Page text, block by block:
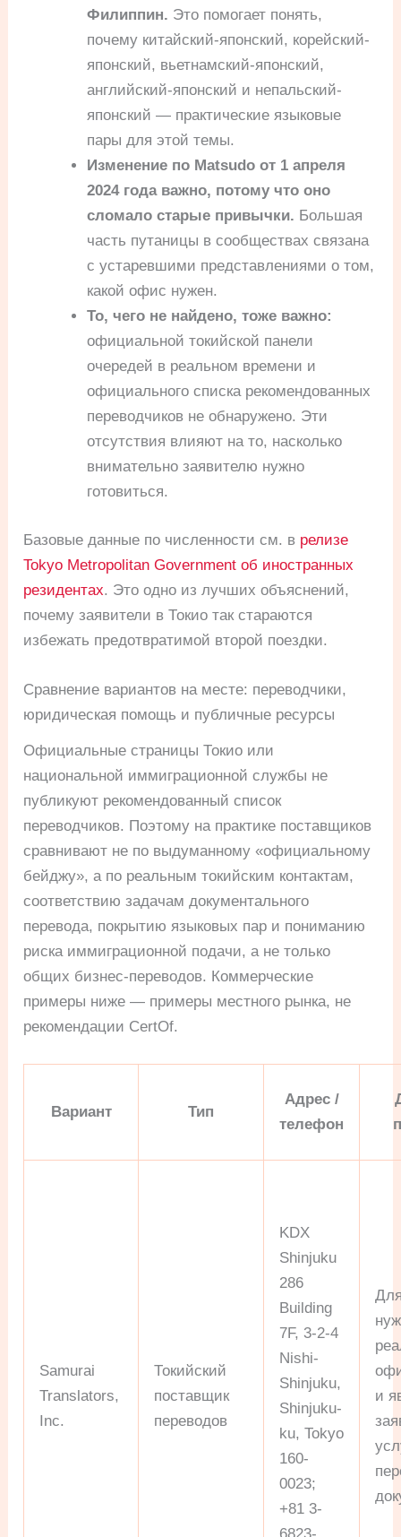
Филиппин. Это помогает понять,
почему китайский-японский, корейский-
японский, вьетнамский-японский,
английский-японский и непальский-
японский — практические языковые
пары для этой темы.
Изменение по Matsudo от 1 апреля
2024 года важно, потому что оно
сломало старые привычки. Большая
часть путаницы в сообществах связана
с устаревшими представлениями о том,
какой офис нужен.
То, чего не найдено, тоже важно:
официальной токийской панели
очередей в реальном времени и
официального списка рекомендованных
переводчиков не обнаружено. Эти
отсутствия влияют на то, насколько
внимательно заявителю нужно
готовиться.
Базовые данные по численности см. в релизе
Tokyo Metropolitan Government об иностранных
резидентах. Это одно из лучших объяснений,
почему заявители в Токио так стараются
избежать предотвратимой второй поездки.
Сравнение вариантов на месте: переводчики,
юридическая помощь и публичные ресурсы
Официальные страницы Токио или
национальной иммиграционной службы не
публикуют рекомендованный список
переводчиков. Поэтому на практике поставщиков
сравнивают не по выдуманному «официальному
бейджу», а по реальным токийским контактам,
соответствию задачам документального
перевода, покрытию языковых пар и пониманию
риска иммиграционной подачи, а не только
общих бизнес-переводов. Коммерческие
примеры ниже — примеры местного рынка, не
рекомендации CertOf.
Вариант Тип
Адрес /
телефон
Samurai
Translators,
Inc.
Токийский
поставщик
переводов
KDX
Shinjuku
286
Building
7F, 3-2-4
Nishi-
Shinjuku,
Shinjuku-
ku, Tokyo
160-
0023;
+81 3-
и